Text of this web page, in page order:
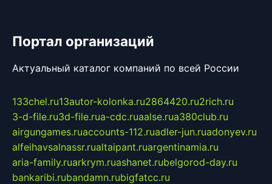
Портал организаций
Актуальный каталог компаний по всей России
133chel.ru13autor-kolonka.ru2864420.ru2rich.ru
3-d-file.ru3d-file.rua-cdc.ruaalse.rua380club.ru
airgungames.ruaccounts-112.ruadler-jun.ruadonyev.ru
alfeihavsalnassr.rualtaipant.ruargentinamia.ru
aria-family.ruarkrym.ruashanet.rubelgorod-day.ru
bankaribi.rubandamn.rubigfatcc.ru